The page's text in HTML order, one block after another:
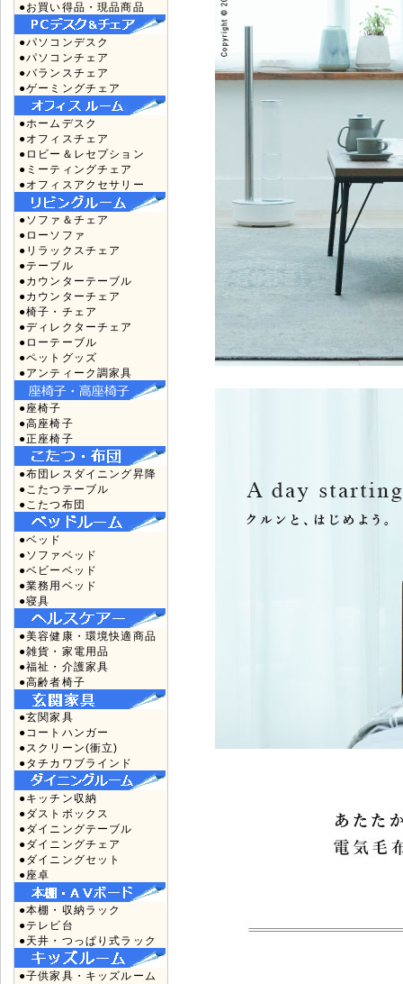
●お買い得品・現品商品
●パソコンデスク
●パソコンチェア
●バランスチェア
●ゲーミングチェア
●ホームデスク
●オフィスチェア
●ロビー＆レセプション
●ミーティングチェア
●オフィスアクセサリー
●ソファ＆チェア
●ローソファ
●リラックスチェア
●テーブル
●カウンターテーブル
●カウンターチェア
●椅子・チェア
●ディレクターチェア
●ローテーブル
●ペットグッズ
●アンティーク調家具
●座椅子
●高座椅子
●正座椅子
●布団レスダイニング昇降
●こたつテーブル
●こたつ布団
●ベッド
●ソファベッド
●ベビーベッド
●業務用ベッド
●寝具
●美容健康・環境快適商品
●雑貨・家電用品
●福祉・介護家具
●高齢者椅子
●玄関家具
●コートハンガー
●スクリーン(衝立)
●タチカワブラインド
●キッチン収納
●ダストボックス
●ダイニングテーブル
●ダイニングチェア
●ダイニングセット
●座卓
●本棚・収納ラック
●テレビ台
●天井・つっぱり式ラック
●子供家具・キッズルーム